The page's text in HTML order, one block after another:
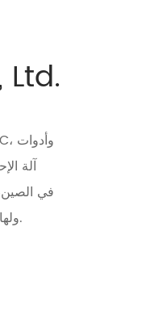
آلة
في
حصلت على شهادة الجودة ISO9001/2015. ولها عدد من حقوق الملكية الفكرية المستقلة.